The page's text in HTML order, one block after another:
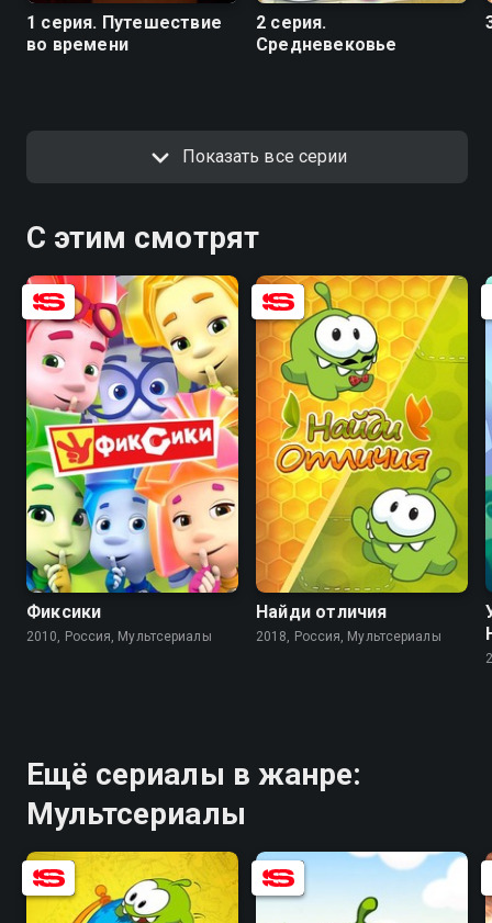
1 серия. Путешествие
во времени
2 серия.
Средневековье
Показать все серии
С этим смотрят
8.0 6.2
Фиксики
2010, Россия, Мультсериалы
7.7
Найди отличия
2018, Россия, Мультсериалы
Ещё сериалы в жанре:
Мультсериалы